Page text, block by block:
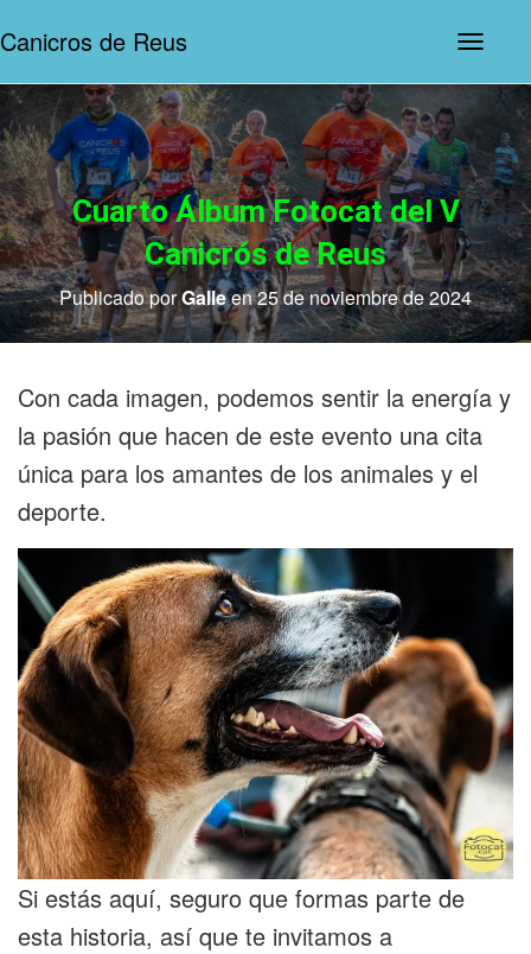
Canicros de Reus
a
v
g
a
c
i
ó
n
d
e
p
a
l
Cuarto Álbum Fotocat del V
Canicrós de Reus
Publicado porGalleen25 de noviembre de 2024
Con cada imagen, podemos sentir la energía y
la pasión que hacen de este evento una cita
única para los amantes de los animales y el
deporte.
Si estás aquí, seguro que formas parte de
esta historia, así que te invitamos a